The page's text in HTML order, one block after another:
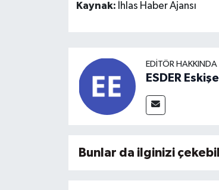
Kaynak: İhlas Haber Ajansı
EDITÖR HAKKINDA
ESDER
Bunlar da ilginizi